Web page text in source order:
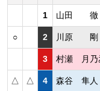
1 山田 徹
○ 2 川原 剛
3 村瀬 月乃
△ △ 4 森谷 隼人